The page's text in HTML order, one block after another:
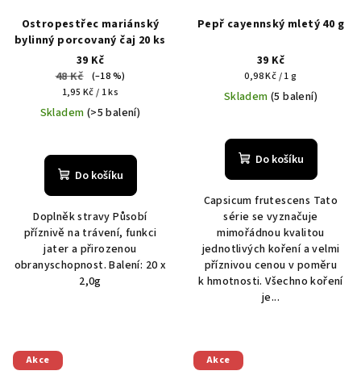
Ostropestřec mariánský
bylinný porcovaný čaj 20 ks
39 Kč
48 Kč
(–18 %)
Měrná
cena:
1,95 Kč / 1 ks
Skladem (>5 balení)
Do košíku
Doplněk stravy Působí
příznivě na trávení, funkci
jater a přirozenou
obranyschopnost. Balení: 20 x
2,0g
Pepř cayennský mletý 40 g
39 Kč
Měrná
cena:
0,98 Kč / 1 g
Skladem(5 balení)
Do košíku
Capsicum frutescens Tato
série se vyznačuje
mimořádnou kvalitou
jednotlivých koření a velmi
příznivou cenou v poměru
k hmotnosti. Všechno koření
je...
Akce Akce